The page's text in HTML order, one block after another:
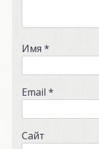
Имя *
Email *
Сайт